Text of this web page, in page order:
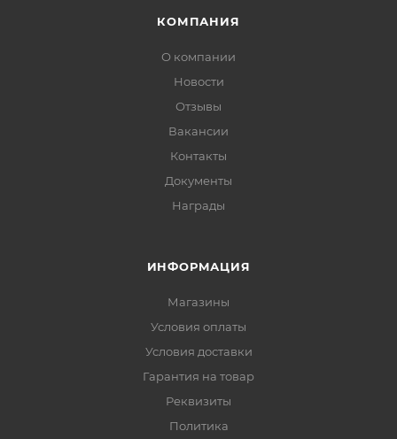
КОМПАНИЯ
О компании
Новости
Отзывы
Вакансии
Контакты
Документы
Награды
ИНФОРМАЦИЯ
Магазины
Условия оплаты
Условия доставки
Гарантия на товар
Реквизиты
Политика